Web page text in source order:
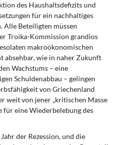
des Haushaltsdefizits und
für ein nachhaltiges
Alle Beteiligten müssen
Troika-Kommission grandios
makroökonomischen
absehbar, wie in naher Zukunft
Wachstums – eine
Schuldenabbau – gelingen
von Griechenland
weit von jener „kritischen Masse
eine Wiederbelebung des
der Rezession, und die